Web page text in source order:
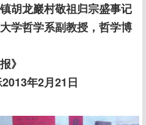
胡龙巖村敬祖归宗盛事记
学哲学系副教授，哲学博
》
年2月21日